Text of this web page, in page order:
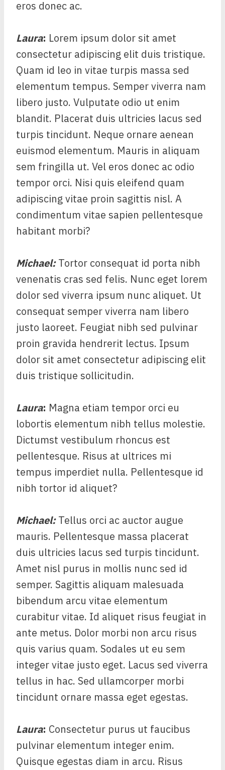
eros donec ac.
Laura: Lorem ipsum dolor sit amet
consectetur adipiscing elit duis tristique.
Quam id leo in vitae turpis massa sed
elementum tempus. Semper viverra nam
libero justo. Vulputate odio ut enim
blandit. Placerat duis ultricies lacus sed
turpis tincidunt. Neque ornare aenean
euismod elementum. Mauris in aliquam
sem fringilla ut. Vel eros donec ac odio
tempor orci. Nisi quis eleifend quam
adipiscing vitae proin sagittis nisl. A
condimentum vitae sapien pellentesque
habitant morbi?
Michael:Tortor consequat id porta nibh
venenatis cras sed felis. Nunc eget lorem
dolor sed viverra ipsum nunc aliquet. Ut
consequat semper viverra nam libero
justo laoreet. Feugiat nibh sed pulvinar
proin gravida hendrerit lectus. Ipsum
dolor sit amet consectetur adipiscing elit
duis tristique sollicitudin.
Laura: Magna etiam tempor orci eu
lobortis elementum nibh tellus molestie.
Dictumst vestibulum rhoncus est
pellentesque. Risus at ultrices mi
tempus imperdiet nulla. Pellentesque id
nibh tortor id aliquet?
Michael:Tellus orci ac auctor augue
mauris. Pellentesque massa placerat
duis ultricies lacus sed turpis tincidunt.
Amet nisl purus in mollis nunc sed id
semper. Sagittis aliquam malesuada
bibendum arcu vitae elementum
curabitur vitae. Id aliquet risus feugiat in
ante metus. Dolor morbi non arcu risus
quis varius quam. Sodales ut eu sem
integer vitae justo eget. Lacus sed viverra
tellus in hac. Sed ullamcorper morbi
tincidunt ornare massa eget egestas.
Laura: Consectetur purus ut faucibus
pulvinar elementum integer enim.
Quisque egestas diam in arcu. Risus